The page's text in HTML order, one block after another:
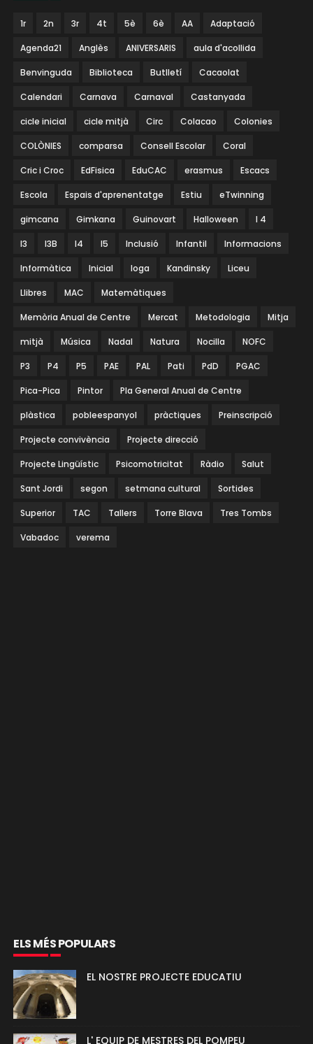
1r 2n 3r 4t 5è 6è AA Adaptació
Agenda21 Anglès ANIVERSARIS aula d'acollida
Benvinguda Biblioteca Butlletí Cacaolat
Calendari Carnava Carnaval Castanyada
cicle inicial cicle mitjà Circ Colacao Colonies
COLÒNIES comparsa Consell Escolar Coral
Cric i Croc EdFisica EduCAC erasmus Escacs
Escola Espais d'aprenentatge Estiu eTwinning
gimcana Gimkana Guinovart Halloween I 4
I3 I3B I4 I5 Inclusió Infantil Informacions
Informàtica Inicial Ioga Kandinsky Liceu
Llibres MAC Matemàtiques
Memòria Anual de Centre Mercat Metodologia Mitja
mitjà Música Nadal Natura Nocilla NOFC
P3 P4 P5 PAE PAL Pati PdD PGAC
Pica-Pica Pintor Pla General Anual de Centre
plàstica pobleespanyol pràctiques Preinscripció
Projecte convivència Projecte direcció
Projecte Lingüístic Psicomotricitat Ràdio Salut
Sant Jordi segon setmana cultural Sortides
Superior TAC Tallers Torre Blava Tres Tombs
Vabadoc verema
ELS MÉS POPULARS
EL NOSTRE PROJECTE EDUCATIU
L' EQUIP DE MESTRES DEL POMPEU